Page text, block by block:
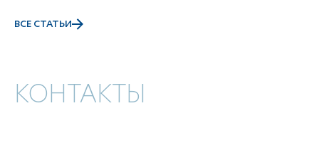
ВСЕ СТАТЬИ
КОНТАКТЫ